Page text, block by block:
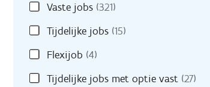
Vaste jobs (321)
Tijdelijke jobs (15)
Flexijob (4)
Tijdelijke jobs met optie vast (27)